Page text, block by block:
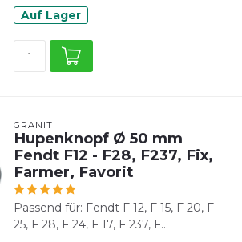
Auf Lager
GRANIT
Hupenknopf Ø 50 mm
Fendt F12 - F28, F237, Fix,
Farmer, Favorit
Passend für: Fendt F 12, F 15, F 20, F
25, F 28, F 24, F 17, F 237, F...